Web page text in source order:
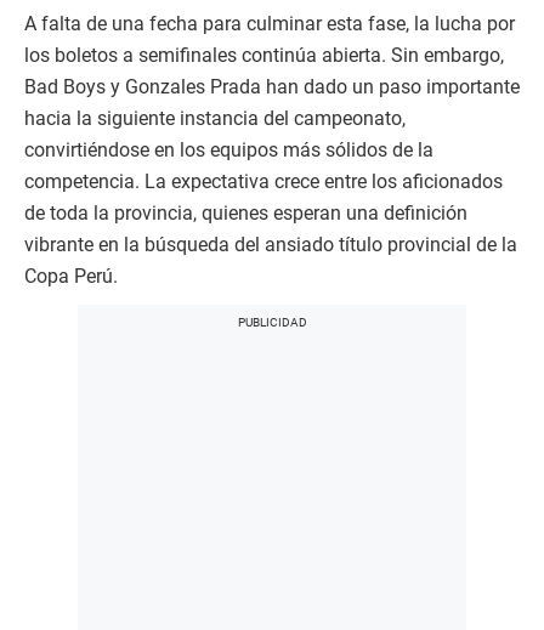
A falta de una fecha para culminar esta fase, la lucha por
los boletos a semifinales continúa abierta. Sin embargo,
Bad Boys y Gonzales Prada han dado un paso importante
hacia la siguiente instancia del campeonato,
convirtiéndose en los equipos más sólidos de la
competencia. La expectativa crece entre los aficionados
de toda la provincia, quienes esperan una definición
vibrante en la búsqueda del ansiado título provincial de la
Copa Perú.